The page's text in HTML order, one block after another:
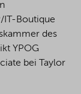
IT-Boutique
des
YPOG
bei Taylor